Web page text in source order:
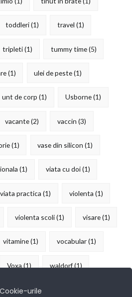
toddleri(1) travel (1)
tripleti(1) tummy time(5)
(1) ulei de peste(1)
unt de corp (1) Usborne(1)
vacante(2) vaccin (3)
(1) vase din silicon (1)
(1) viata cu doi(1)
viata practica (1) violenta (1)
violenta scoli(1) visare(1)
vitamine(1) vocabular(1)
Voxa (1) waldorf(1)
(15)
Cookie-urile